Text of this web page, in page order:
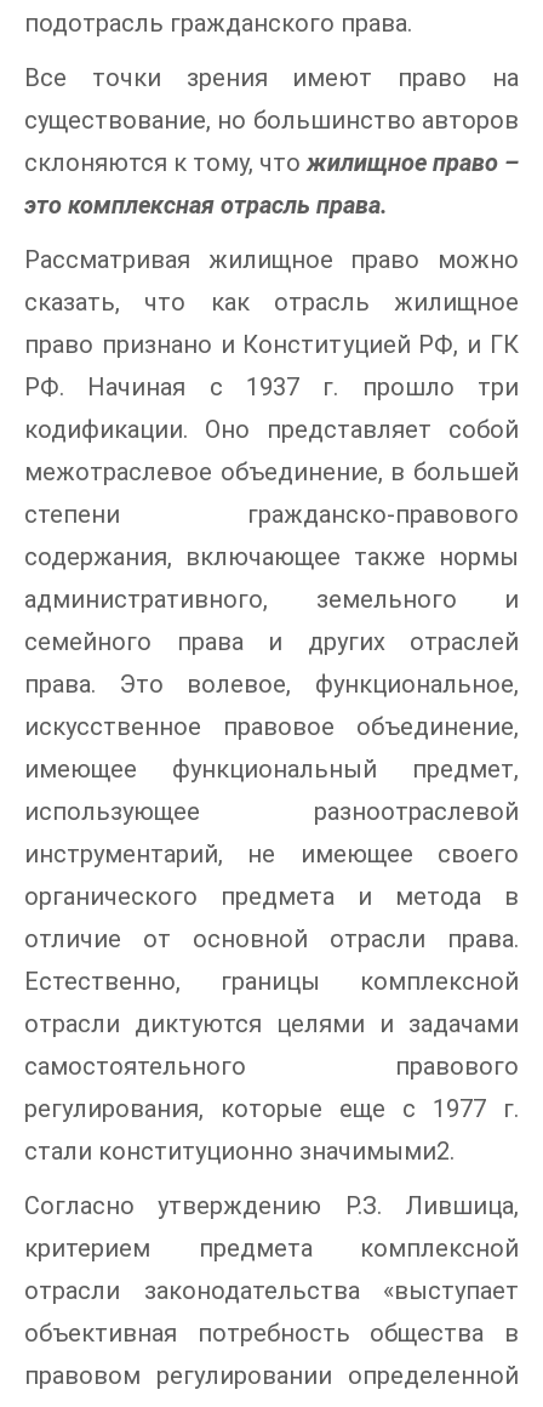
подотрасль гражданского права.
Все точки зрения имеют право на
существование, но большинство авторов
склоняются к тому, чтожилищное право –
это комплексная отрасль права.
Рассматривая жилищное право можно
сказать, что как отрасль жилищное
право признано и Конституцией РФ, и ГК
РФ. Начиная с 1937 г. прошло три
кодификации. Оно представляет собой
межотраслевое объединение, в большей
степени гражданско-правового
содержания, включающее также нормы
административного, земельного и
семейного права и других отраслей
права. Это волевое, функциональное,
искусственное правовое объединение,
имеющее функциональный предмет,
использующее разноотраслевой
инструментарий, не имеющее своего
органического предмета и метода в
отличие от основной отрасли права.
Естественно, границы комплексной
отрасли диктуются целями и задачами
самостоятельного правового
регулирования, которые еще с 1977 г.
стали конституционно значимыми2.
Согласно утверждению Р.З. Лившица,
критерием предмета комплексной
отрасли законодательства «выступает
объективная потребность общества в
правовом регулировании определенной